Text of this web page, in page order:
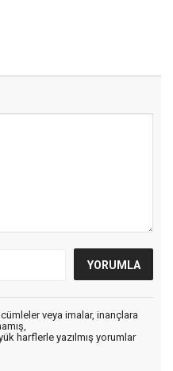
veya imalar, inançlara
harflerle yazılmış yorumlar